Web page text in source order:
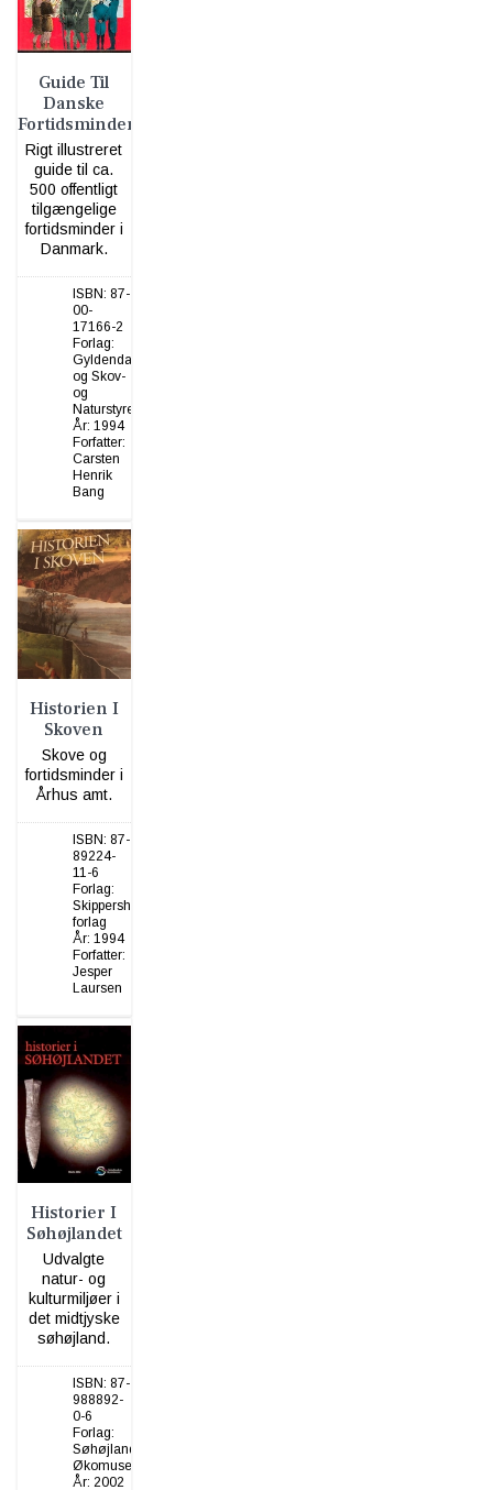
Guide Til
Danske
Fortidsminder
Rigt illustreret
guide til ca.
500 offentligt
tilgængelige
fortidsminder i
Danmark.
ISBN: 87-
00-
17166-2
Forlag:
Gyldendal
og Skov-
og
Naturstyrelsen
År: 1994
Forfatter:
Carsten
Henrik
Bang
Historien I
Skoven
Skove og
fortidsminder i
Århus amt.
ISBN: 87-
89224-
11-6
Forlag:
Skippershoved
forlag
År: 1994
Forfatter:
Jesper
Laursen
Historier I
Søhøjlandet
Udvalgte
natur- og
kulturmiljøer i
det midtjyske
søhøjland.
ISBN: 87-
988892-
0-6
Forlag:
Søhøjlandets
Økomuseum
År: 2002